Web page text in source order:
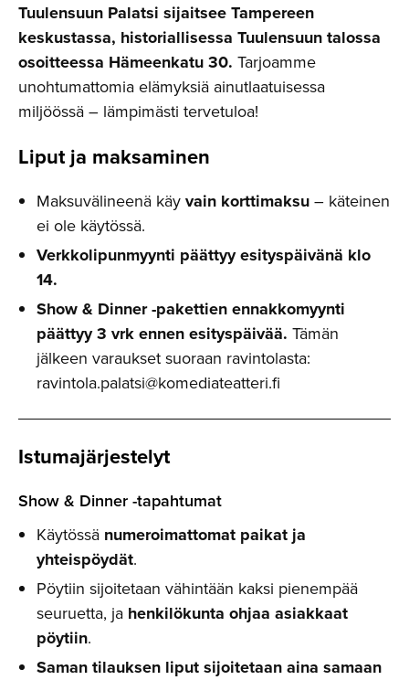
Tuulensuun Palatsi sijaitsee Tampereen
keskustassa, historiallisessa Tuulensuun talossa
osoitteessa Hämeenkatu 30. Tarjoamme
unohtumattomia elämyksiä ainutlaatuisessa
miljöössä – lämpimästi tervetuloa!
Liput ja maksaminen
Maksuvälineenä käyvain korttimaksu– käteinen
ei ole käytössä.
Verkkolipunmyynti päättyy esityspäivänä klo
14.
Show & Dinner -pakettien ennakkomyynti
päättyy 3 vrk ennen esityspäivää. Tämän
jälkeen varaukset suoraan ravintolasta:
ravintola.palatsi@komediateatteri.fi
Istumajär­jestelyt
Show & Dinner -tapahtumat
Käytössä numeroimattomat paikat ja
yhteispöydät.
Pöytiin sijoitetaan vähintään kaksi pienempää
seuruetta, ja henkilökunta ohjaa asiakkaat
pöytiin.
Saman tilauksen liput sijoitetaan aina samaan